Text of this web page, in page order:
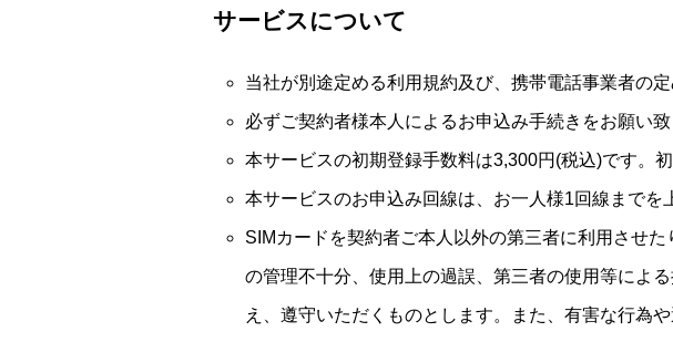
サービスについて
当社が別途定める利用規約及び、携帯電話事業者の
必ずご契約者様本人によるお申込み手続きをお願い致
本サービスの初期登録手数料は3,300円(税込)です。
本サービスのお申込み回線は、お一人様1回線までを
SIMカードを契約者ご本人以外の第三者に利用させ
の管理不十分、使用上の過誤、第三者の使用等によ
え、遵守いただくものとします。また、有害な行為